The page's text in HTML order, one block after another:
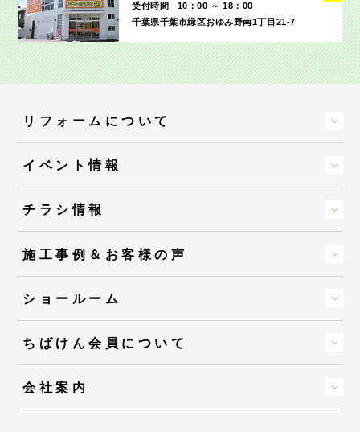
受付時間
10：00 ～ 18：00
千葉県千葉市緑区おゆみ野南1丁目21-7
リフォームについて
イベント情報
チラシ情報
施工事例＆お客様の声
ショールーム
ちばけん会員について
会社案内